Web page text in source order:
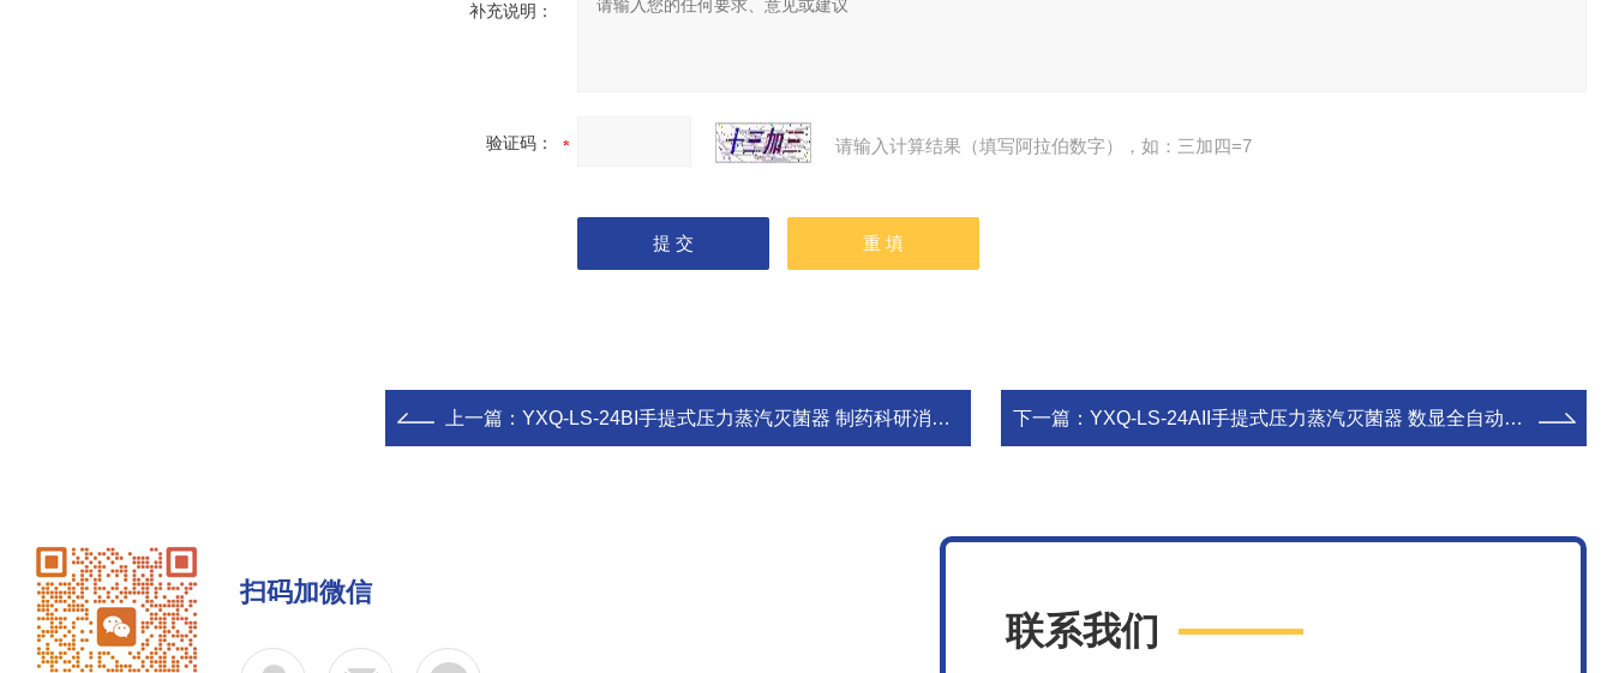
补充说明：
验证码： 请输入计算结果（填写阿拉伯数字），如：三加四=7
上一篇： YXQ-LS-24BI手提式压力蒸汽灭菌器 制药科研消毒灭菌锅 下一篇： YXQ-LS-24AII手提式压力蒸汽灭菌器 数显全自动型灭菌锅
扫码加微信
联系我们